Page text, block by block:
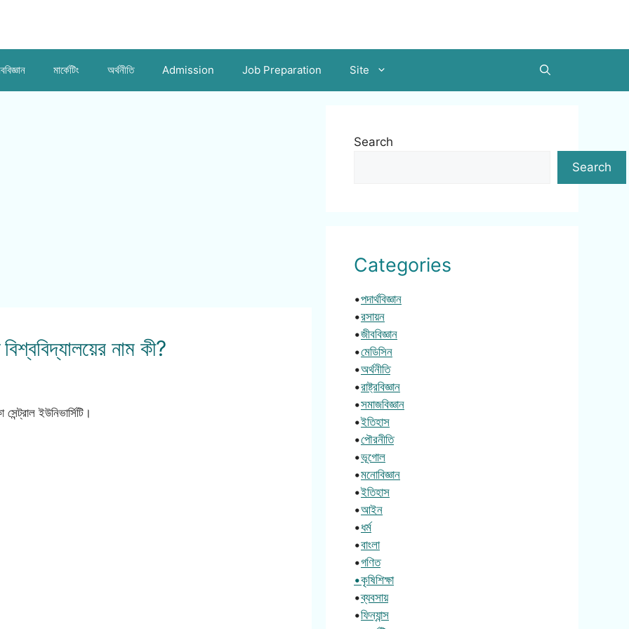
মার্কেটিং অর্থনীতি Admission Job Preparation Site
নাম কী?
ইউনিভার্সিটি।
Search
Search
Categories
•পদার্থবিজ্ঞান
•রসায়ন
•জীববিজ্ঞান
•মেডিসিন
•অর্থনীতি
•রাষ্ট্রবিজ্ঞান
•সমাজবিজ্ঞান
•ইতিহাস
•পৌরনীতি
•ভূগোল
•মনোবিজ্ঞান
•ইতিহাস
•আইন
•ধর্ম
•বাংলা
•গণিত
•কৃষিশিক্ষা
•ব্যবসায়
•ফিন্যান্স